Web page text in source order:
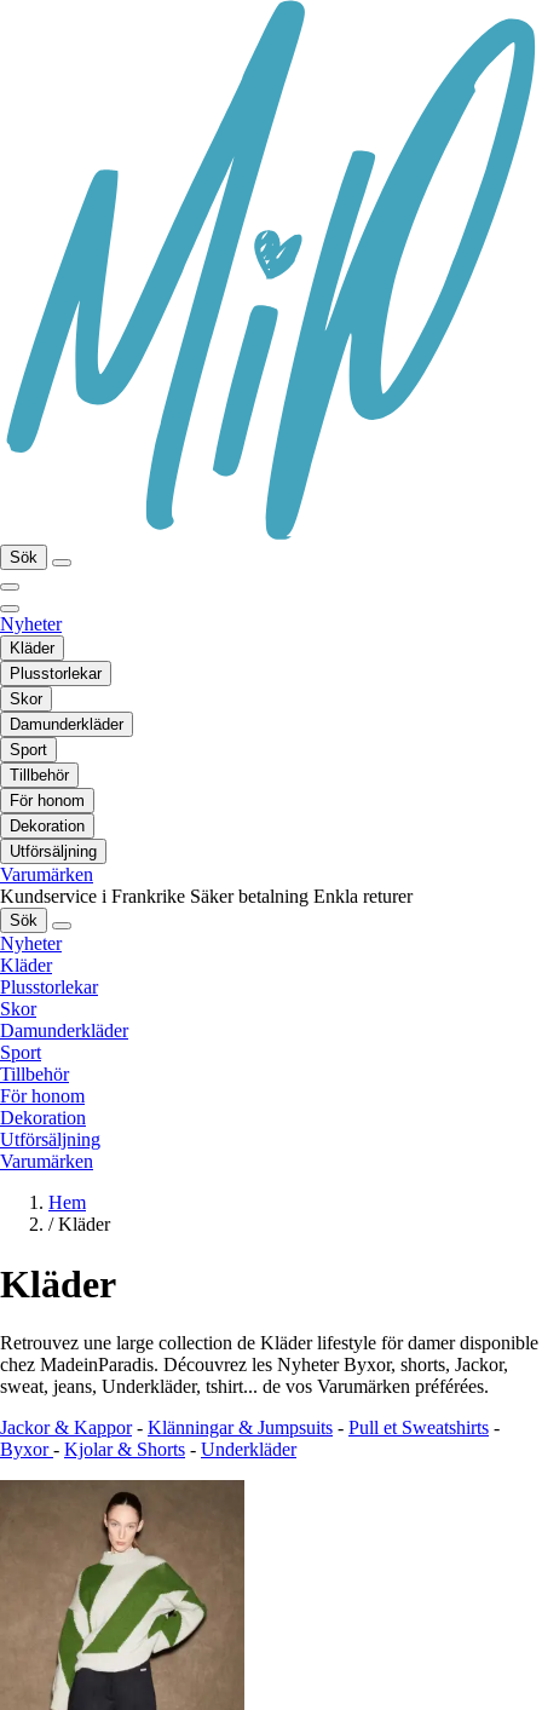
Sök
Nyheter
Kläder
Plusstorlekar
Skor
Damunderkläder
Sport
Tillbehör
För honom
Dekoration
Utförsäljning
Varumärken
Kundservice i Frankrike Säker betalning Enkla returer
Sök
Nyheter
Kläder
Plusstorlekar
Skor
Damunderkläder
Sport
Tillbehör
För honom
Dekoration
Utförsäljning
Varumärken
Hem
/ Kläder
Kläder
Retrouvez une large collection de Kläder lifestyle för damer disponible
chez MadeinParadis. Découvrez les Nyheter Byxor, shorts, Jackor,
sweat, jeans, Underkläder, tshirt... de vos Varumärken préférées.
Jackor & Kappor- Klänningar & Jumpsuits - Pull et Sweatshirts -
Byxor- Kjolar & Shorts - Underkläder